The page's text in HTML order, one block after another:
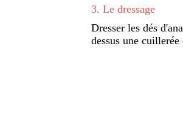
3. Le dressage
Dresser les dés
dessus une